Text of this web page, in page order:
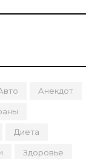
Анекдот
Диета
Здоровье